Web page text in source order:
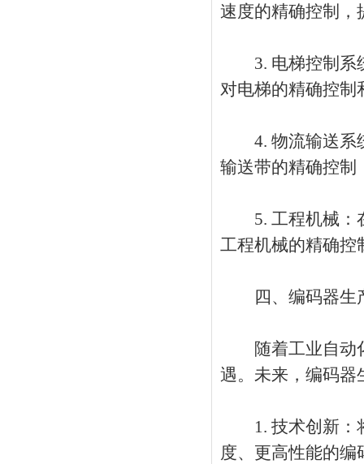
速度的精确控制，
3. 电梯控制系统
对电梯的精确控制
4. 物流输送系统
输送带的精确控制
5. 工程机械：在
工程机械的精确控
四、编码器生
随着工业自动化
遇。未来，编码器
1. 技术创新：将
度、更高性能的编